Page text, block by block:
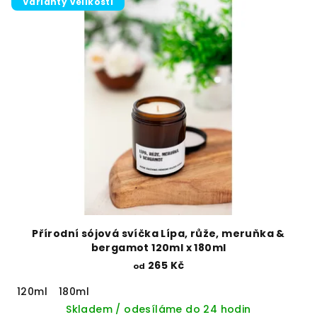
Přírodní sójová svíčka Lípa, růže, meruňka &
bergamot 120ml x 180ml
od 265 Kč
120ml
180ml
Skladem / odesíláme do 24 hodin